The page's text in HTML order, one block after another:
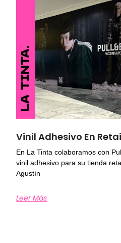
Vinil Adhesivo En
En La Tinta colaboramos con
vinil adhesivo para su tienda
Agustín
Leer Más